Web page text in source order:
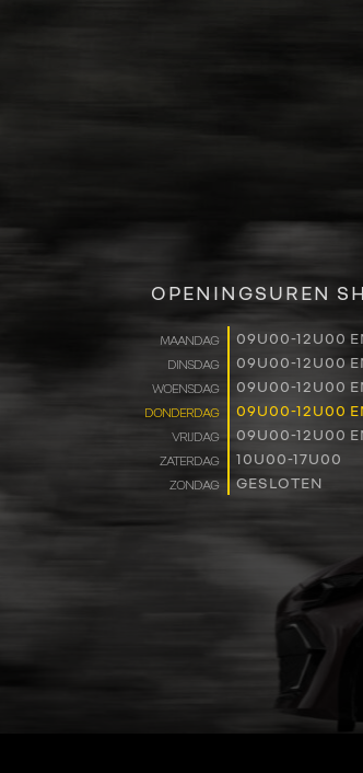
OPENINGSUREN
MAANDAG 09U00-12U00
DINSDAG 09U00-12U00
WOENSDAG 09U00-12U00
DONDERDAG 09U00-12U00
VRIJDAG 09U00-12U00
ZATERDAG 10U00-17U00
ZONDAG GESLOTEN